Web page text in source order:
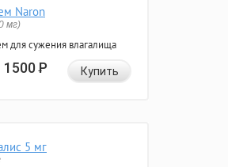
Naron
мг)
для сужения влагалища
1500Р Купить
5 мг